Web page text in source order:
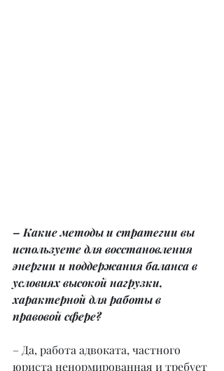
– Какие методы и стратегии вы
используете для восстановления
энергии и поддержания баланса в
условиях высокой нагрузки,
характерной для работы в
правовой сфере?
– Да, работа адвоката, частного
юриста ненормированная и требует